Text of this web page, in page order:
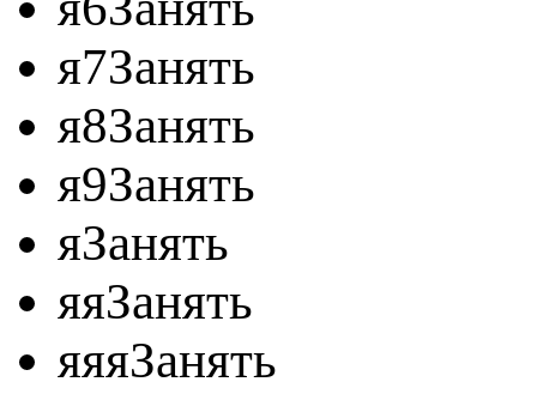
я7Занять
я8Занять
я9Занять
яЗанять
яяЗанять
яяяЗанять